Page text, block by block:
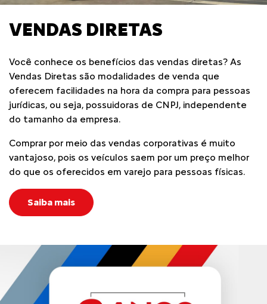
VENDAS DIRETAS
Você conhece os benefícios das vendas diretas? As
Vendas Diretas são modalidades de venda que
oferecem facilidades na hora da compra para pessoas
jurídicas, ou seja, possuidoras de CNPJ, independente
do tamanho da empresa.
Comprar por meio das vendas corporativas é muito
vantajoso, pois os veículos saem por um preço melhor
do que os oferecidos em varejo para pessoas físicas.
Saiba mais